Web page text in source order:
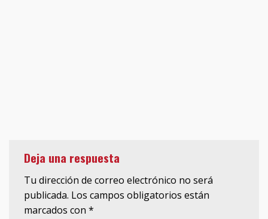
Deja una respuesta
Tu dirección de correo electrónico no será
publicada. Los campos obligatorios están
marcados con *